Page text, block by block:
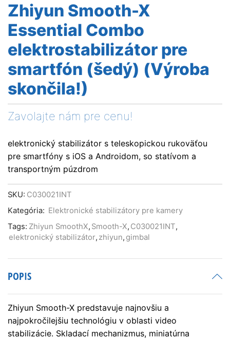
Zhiyun Smooth-X
Essential Combo
elektrostabilizátor pre
smartfón (šedý) (Výroba
skončila!)
Zavolajte nám pre cenu!
elektronický stabilizátor s teleskopickou rukoväťou
pre smartfóny s iOS a Androidom, so statívom a
transportným púzdrom
SKU: C030021INT
Kategória: Elektronické stabilizátory pre kamery
Tags: Zhiyun SmoothX, Smooth-X, C030021INT,
elektronický stabilizátor, zhiyun, gimbal
POPIS
Zhiyun Smooth-X predstavuje najnovšiu a
najpokročilejšiu technológiu v oblasti video
stabilizácie. Skladací mechanizmus, miniatúrna